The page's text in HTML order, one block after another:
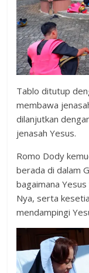
Tablo ditutup
membawa
dilanjutkan
jenasah Yesus.
Romo Dody
berada di dalam
bagaimana
Nya, serta
mendampingi